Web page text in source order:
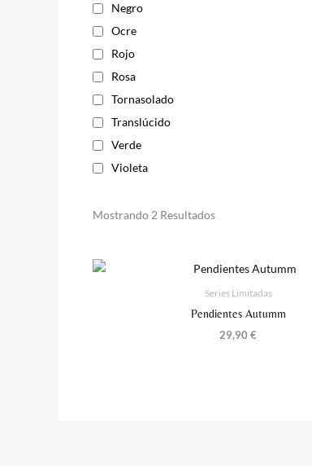
Negro
Ocre
Rojo
Rosa
Tornasolado
Translúcido
Verde
Violeta
Mostrando 2 Resultados
Series Limitadas
Pendientes Autumm
29,90€